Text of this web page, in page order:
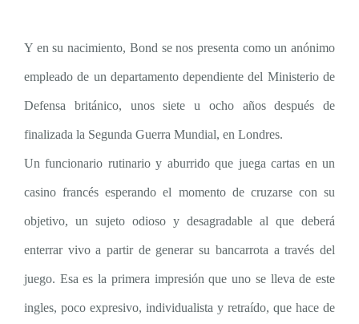
Y en su nacimiento, Bond se nos presenta como un anónimo
empleado de un departamento dependiente del Ministerio de
Defensa británico, unos siete u ocho años después de
finalizada la Segunda Guerra Mundial, en Londres.
Un funcionario rutinario y aburrido que juega cartas en un
casino francés esperando el momento de cruzarse con su
objetivo, un sujeto odioso y desagradable al que deberá
enterrar vivo a partir de generar su bancarrota a través del
juego. Esa es la primera impresión que uno se lleva de este
ingles, poco expresivo, individualista y retraído, que hace de